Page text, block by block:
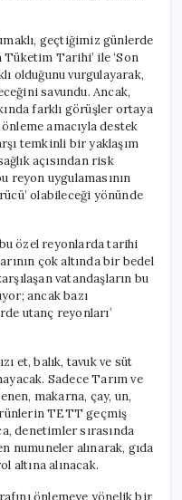
geçtiğimiz günlerde
Tüketim Tarihi’ ile ‘Son
olduğunu vurgulayarak,
savundu. Ancak,
farklı görüşler ortaya
önleme amacıyla destek
temkinli bir yaklaşım
açısından risk
reyon uygulamasının
olabileceği yönünde
özel reyonlarda tarihi
çok altında bir bedel
vatandaşların bu
ancak bazı
utanç reyonları’
et, balık, tavuk ve süt
Sadece Tarım ve
makarna, çay, un,
TETT geçmiş
denetimler sırasında
numuneler alınarak, gıda
altına alınacak.
önlemeye yönelik bir